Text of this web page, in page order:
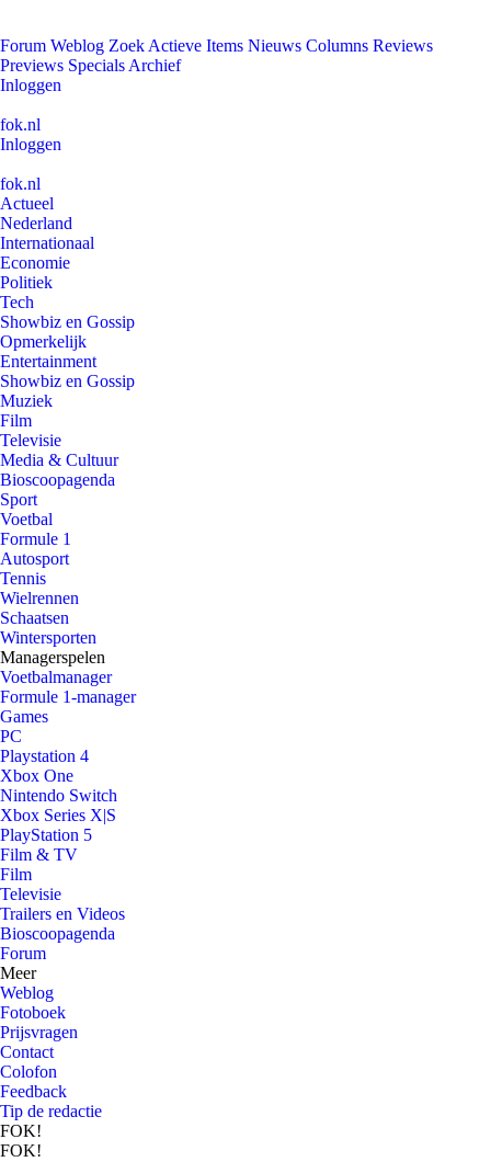
Forum Weblog Zoek Actieve Items Nieuws Columns Reviews
Previews Specials Archief
Inloggen
fok.nl
Inloggen
fok.nl
Actueel
Nederland
Internationaal
Economie
Politiek
Tech
Showbiz en Gossip
Opmerkelijk
Entertainment
Showbiz en Gossip
Muziek
Film
Televisie
Media & Cultuur
Bioscoopagenda
Sport
Voetbal
Formule 1
Autosport
Tennis
Wielrennen
Schaatsen
Wintersporten
Managerspelen
Voetbalmanager
Formule 1-manager
Games
PC
Playstation 4
Xbox One
Nintendo Switch
Xbox Series X|S
PlayStation 5
Film & TV
Film
Televisie
Trailers en Videos
Bioscoopagenda
Forum
Meer
Weblog
Fotoboek
Prijsvragen
Contact
Colofon
Feedback
Tip de redactie
FOK!
FOK!